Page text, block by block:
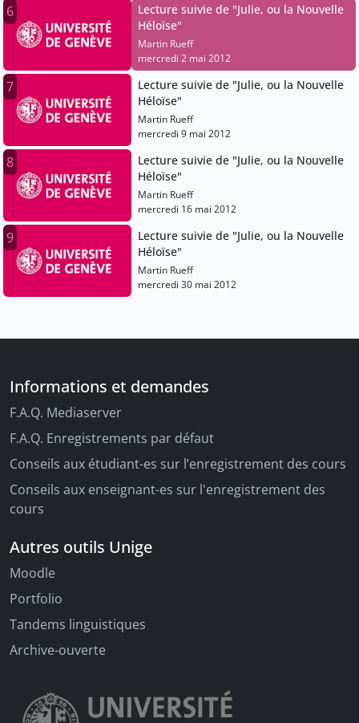
6
Lecture suivie de "Julie, ou la Nouvelle
Héloïse"
Martin Rueff
mercredi 2 mai 2012
7
Lecture suivie de "Julie, ou la Nouvelle
Héloïse"
Martin Rueff
mercredi 9 mai 2012
8
Lecture suivie de "Julie, ou la Nouvelle
Héloïse"
Martin Rueff
mercredi 16 mai 2012
9
Lecture suivie de "Julie, ou la Nouvelle
Héloïse"
Martin Rueff
mercredi 30 mai 2012
Informations et demandes
F.A.Q. Mediaserver
F.A.Q. Enregistrements par défaut
Conseils aux étudiant-es sur l’enregistrement des cours
Conseils aux enseignant-es sur l'enregistrement des
cours
Autres outils Unige
Moodle
Portfolio
Tandems linguistiques
Archive-ouverte